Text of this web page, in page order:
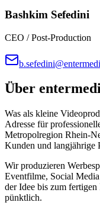
Bashkim Sefedini
CEO / Post-Production
Über
Was als kleine
Adresse für
Metropolregion Rhein-
Kunden und langjährige
Wir produzieren
Eventfilme, Social
der Idee bis zum
pünktlich.